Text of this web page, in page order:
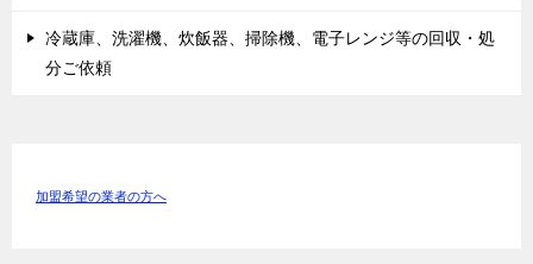
冷蔵庫、洗濯機、炊飯器、掃除機、電子レンジ等の回収・処
分ご依頼
加盟希望の業者の方へ